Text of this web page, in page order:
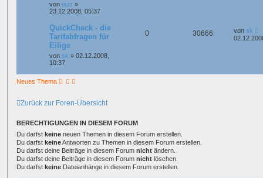
von tszr »
23.12.2008, 05:37
QuickCheck - die
Tarifabfragen für
Eilige
von sk » 02.12.2008,
10:37
0 30666 von sk
Neues Thema
Zurück zur Foren-Übersicht
BERECHTIGUNGEN IN DIESEM FORUM
Du darfst keine neuen Themen in diesem Forum erstellen.
Du darfst keineAntworten zu Themen in diesem Forum erstellen.
Du darfst deine Beiträge in diesem Forum nicht ändern.
Du darfst deine Beiträge in diesem Forum nicht löschen.
Du darfst keine Dateianhänge in diesem Forum erstellen.